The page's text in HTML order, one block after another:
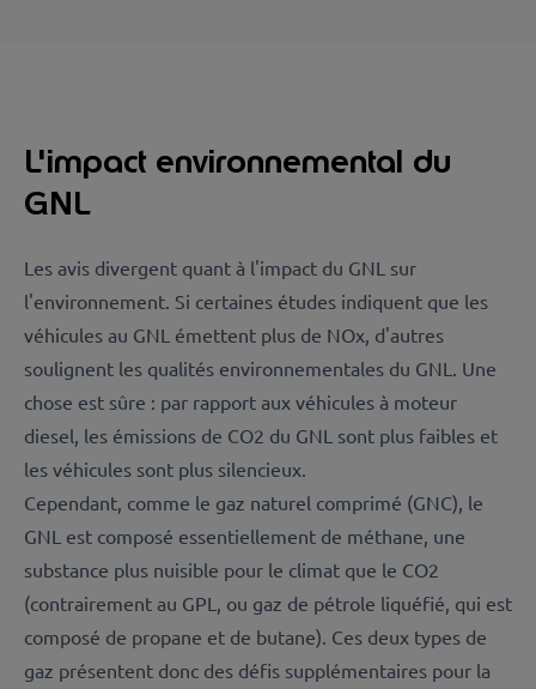
L'impact environnemental du
GNL
Les avis divergent quant à l'impact du GNL sur
l'environnement. Si certaines études indiquent que les
véhicules au GNL émettent plus de NOx, d'autres
soulignent les qualités environnementales du GNL. Une
chose est sûre : par rapport aux véhicules à moteur
diesel, les émissions de CO2 du GNL sont plus faibles et
les véhicules sont plus silencieux.
Cependant, comme le gaz naturel comprimé (GNC), le
GNL est composé essentiellement de méthane, une
substance plus nuisible pour le climat que le CO2
(contrairement au GPL, ou gaz de pétrole liquéfié, qui est
composé de propane et de butane). Ces deux types de
gaz présentent donc des défis supplémentaires pour la